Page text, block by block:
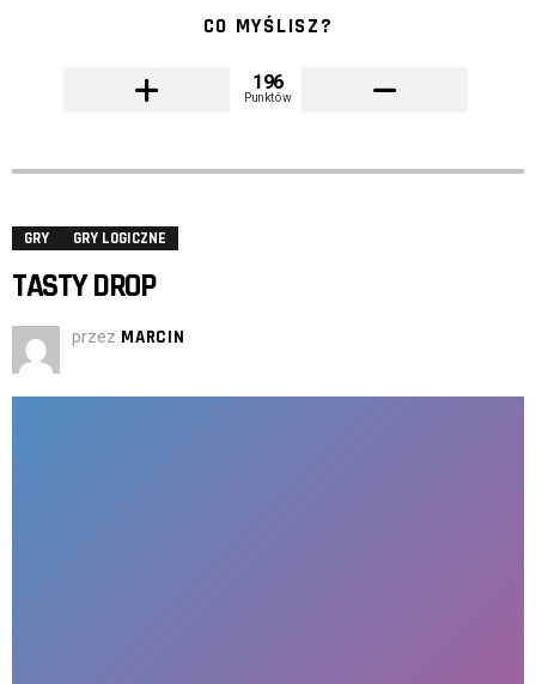
CO MYŚLISZ?
196
Punktów
GRY GRY LOGICZNE
TASTY DROP
przez MARCIN